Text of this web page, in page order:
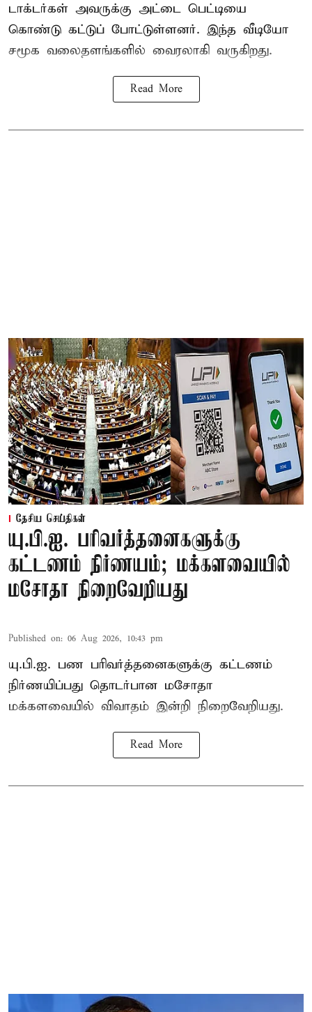
டாக்டர்கள் அவருக்கு அட்டை பெட்டியை
கொண்டு கட்டுப் போட்டுள்ளனர். இந்த வீடியோ
சமூக வலைதளங்களில் வைரலாகி வருகிறது.
Read More
தேசிய செய்திகள்
யு.பி.ஐ. பரிவர்த்தனைகளுக்கு
கட்டணம் நிர்ணயம்; மக்களவையில்
மசோதா நிறைவேறியது
Published on: 06 Aug 2026, 10:43 pm
யு.பி.ஐ. பண பரிவர்த்தனைகளுக்கு கட்டணம்
நிர்ணயிப்பது தொடர்பான மசோதா
மக்களவையில் விவாதம் இன்றி நிறைவேறியது.
Read More